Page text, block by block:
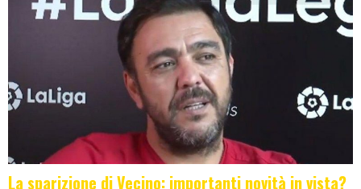
La sparizione di Vecino: importanti novità in vista?